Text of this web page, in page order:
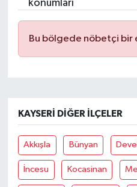
konumları
Bu bölgede nöbetçi bir
KAYSERI DIĞER İLÇELER
Akkışla Bünyan
İncesu Kocasinan
YEDİSU